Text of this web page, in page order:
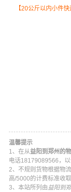
提供更加优质完
【20公斤以内小件
温馨提示
1、在从 益阳到郑州的
电话18179089566，以
2、不规则货物根据物
高/5000的计费标准收
3、本站所列由 益阳到